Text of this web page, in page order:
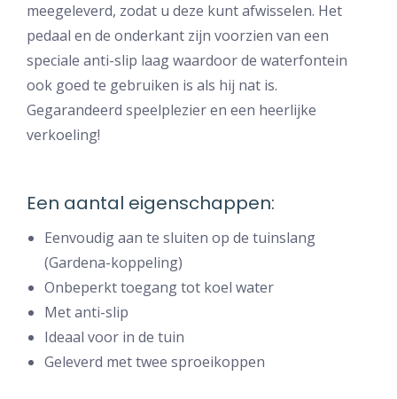
meegeleverd, zodat u deze kunt afwisselen. Het
pedaal en de onderkant zijn voorzien van een
speciale anti-slip laag waardoor de waterfontein
ook goed te gebruiken is als hij nat is.
Gegarandeerd speelplezier en een heerlijke
verkoeling!
Een aantal eigenschappen:
Eenvoudig aan te sluiten op de tuinslang
(Gardena-koppeling)
Onbeperkt toegang tot koel water
Met anti-slip
Ideaal voor in de tuin
Geleverd met twee sproeikoppen